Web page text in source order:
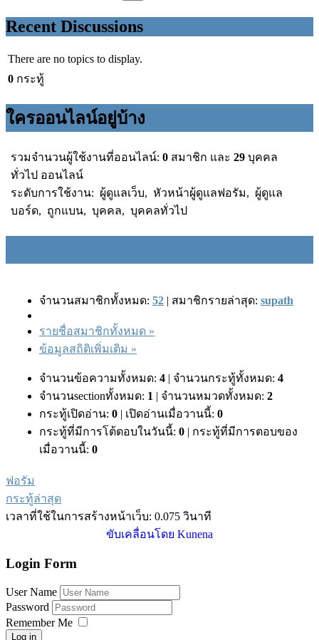
Recent Discussions
There are no topics to display.
0 กระทู้
ใครออนไลน์อยู่บ้าง
รวมจำนวนผู้ใช้งานที่ออนไลน์: 0 สมาชิก และ 29 บุคคล
ทั่วไป ออนไลน์
ระดับการใช้งาน: ผู้ดูแลเว็บ, หัวหน้าผู้ดูแลฟอรัม, ผู้ดูแล
บอร์ด, ถูกแบน, บุคคล, บุคคลทั่วไป
จำนวนสมาชิกทั้งหมด: 52 | สมาชิกรายล่าสุด: supath
รายชื่อสมาชิกทั้งหมด »
ข้อมูลสถิติเพิ่มเติม »
จำนวนข้อความทั้งหมด: 4 | จำนวนกระทู้ทั้งหมด: 4
จำนวนsectionทั้งหมด: 1 | จำนวนหมวดทั้งหมด: 2
กระทู้เปิดอ่าน: 0 | เปิดอ่านเมื่อวานนี้: 0
กระทู้ที่มีการโต้ตอบในวันนี้: 0 | กระทู้ที่มีการตอบของ
เมื่อวานนี้: 0
ฟอรัม
กระทู้ล่าสุด
เวลาที่ใช้ในการสร้างหน้าเว็บ: 0.075 วินาที
ขับเคลื่อนโดย Kunena
Login Form
User Name
Password
Remember Me